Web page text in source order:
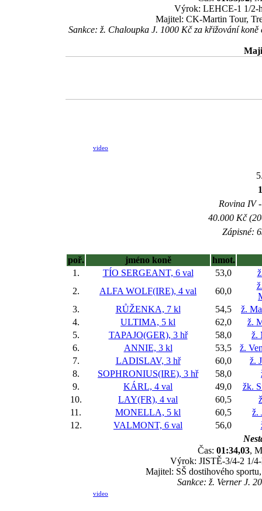
Výrok: LEHCE-1 1/2-
Majitel: CK-Martin Tour,
Sankce: ž. Chaloupka J. 1000 Kč za křižování
video
Rovina IV
40.000 Kč
Zápisné:
poř. jméno koně
hmot.
1.
TÍO SERGEANT, 6 val 53,0
2.
ALFA WOLF(IRE), 4 val 60,0
3.
RŮŽENKA, 7 kl 54,5
ž.
4.
ULTIMA, 5 kl 62,0
ž.
5.
TAPAJO(GER), 3 hř 58,0
ž.
6.
ANNIE, 3 kl 53,5
ž.
7.
LADISLAV, 3 hř 60,0
ž.
8.
SOPHRONIUS(IRE), 3 hř 58,0
9.
KÁRL, 4 val 49,0
žk.
10.
LAY(FR), 4 val 60,5
11.
MONELLA, 5 kl 60,5
ž.
12.
VALMONT, 6 val 56,0
Čas: 01:34,03,
Výrok: JISTĚ-3/4-2 1/
Majitel: SŠ dostihového
Sankce: ž. Verner J.
video